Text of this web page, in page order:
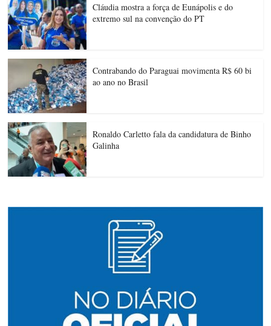
Cláudia mostra a força de Eunápolis e do
extremo sul na convenção do PT
Contrabando do Paraguai movimenta R$ 60 bi
ao ano no Brasil
Ronaldo Carletto fala da candidatura de Binho
Galinha